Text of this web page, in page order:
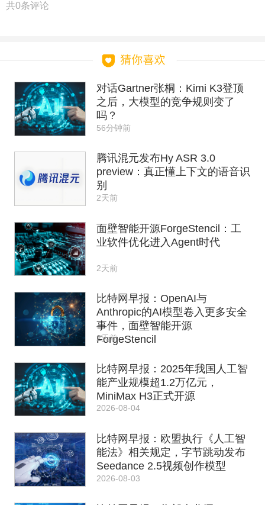
共0条评论
对话Gartner张桐：Kimi K3登顶
之后，大模型的竞争规则变了
吗？
56分钟前
腾讯混元发布Hy ASR 3.0
preview：真正懂上下文的语音识
别
2天前
面壁智能开源ForgeStencil：工
业软件优化进入Agent时代
2天前
比特网早报：OpenAI与
Anthropic的AI模型卷入更多安全
事件，面壁智能开源
ForgeStencil
2天前
比特网早报：2025年我国人工智
能产业规模超1.2万亿元，
MiniMax H3正式开源
2026-08-04
比特网早报：欧盟执行《人工智
能法》相关规定，字节跳动发布
Seedance 2.5视频创作模型
2026-08-03